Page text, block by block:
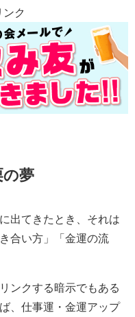
ンク
の夢
出てきたとき、それは
合い方」「金運の流
ンクする暗示でもある
、仕事運・金運アップ